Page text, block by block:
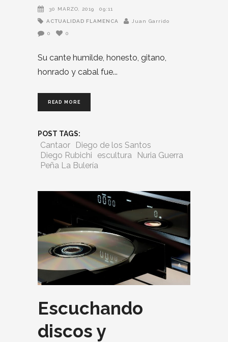
30 MARZO, 2019 09:11
ACTUALIDAD FLAMENCA Juan Garrido
0 0
Su cante humilde, honesto, gitano,
honrado y cabal fue
READ MORE
POST TAGS:
Cantaor
Diego de los Santos
Diego Rubichi
escultura
Nuria Guerra
Peña La Bulería
Escuchando
discos y